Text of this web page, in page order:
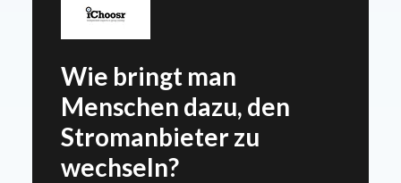
Wie bringt man
Menschen dazu, den
Stromanbieter zu
wechseln?